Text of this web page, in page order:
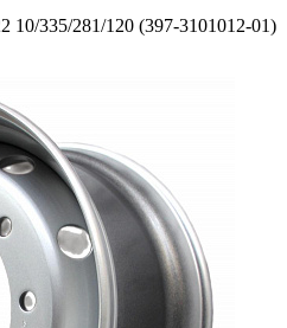
10/335/281/120 (397-3101012-01)